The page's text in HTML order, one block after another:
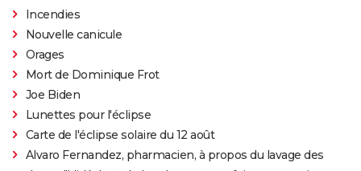
Incendies
Nouvelle canicule
Orages
Mort de Dominique Frot
Joe Biden
Lunettes pour l'éclipse
Carte de l'éclipse solaire du 12 août
Alvaro Fernandez, pharmacien, à propos du lavage des